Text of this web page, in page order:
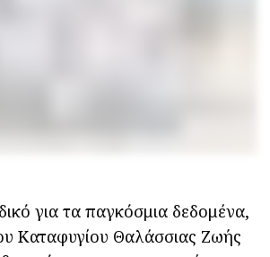
για τα παγκόσμια δεδομένα,
Καταφυγίου Θαλάσσιας Ζωής